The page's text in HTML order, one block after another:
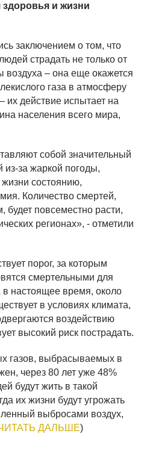
здоровья и жизни
заключением о том, что
страдать не только от
– она еще окажется
газа в атмосферу
их действие испытает на
населения всего мира,
собой значительный
из-за жаркой погоды,
состоянию,
Количество смертей,
будет повсеместно расти,
регионах», - отметили
порог, за которым
смертельными для
настоящее время, около
в условиях климата,
воздействию
высокий риск пострадать.
газов, выбрасываемых в
через 80 лет уже 48%
будут жить в такой
их жизни будут угрожать
выбросами воздух,
ДАЛЬШЕ)